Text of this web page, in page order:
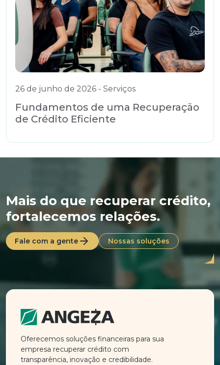
26 de junho de 2026 - Serviços
Fundamentos de uma Recuperação
de Crédito Eficiente
Mais do que recuperar crédito,
fortalecemos relações.
Fale com a gente Nossas soluções
Oferecemos soluções financeiras para sua
empresa recuperar crédito com
transparência, inovação e credibilidade.